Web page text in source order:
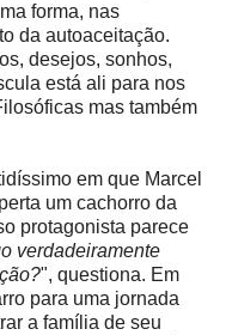
forma, nas
da autoaceitação.
desejos, sonhos,
está ali para nos
mas também
em que Marcel
um cachorro da
protagonista parece
verdadeiramente
", questiona. Em
para uma jornada
a família de seu